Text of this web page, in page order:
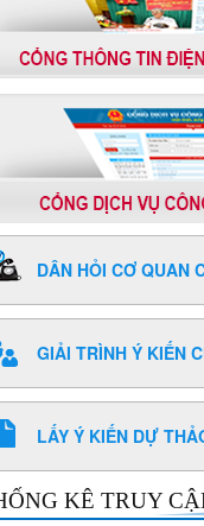
DÂN HỎI CƠ QUAN
GIẢI TRÌNH Ý KIẾN
LẤY Ý KIẾN DỰ
KÊ TRUY